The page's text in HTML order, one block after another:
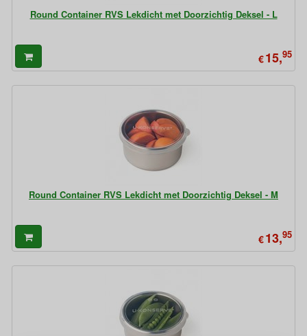
Round Container RVS Lekdicht met Doorzichtig Deksel - L
€15,95
Round Container RVS Lekdicht met Doorzichtig Deksel - M
€13,95